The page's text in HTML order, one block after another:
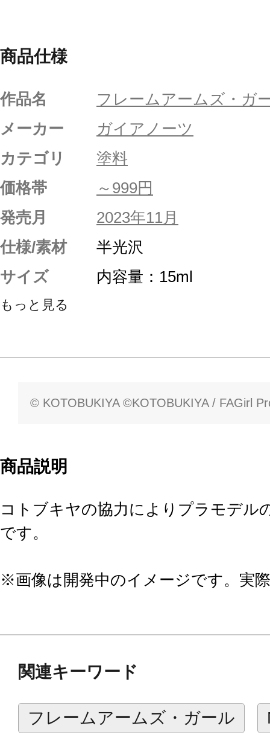
商品仕様
作品名
フレームアームズ・ガ
メーカー
ガイアノーツ
カテゴリ
塗料
価格帯
～999円
発売月
2023年11月
仕様/素材
半光沢
サイズ
内容量：15ml
もっと見る
© KOTOBUKIYA ©KOTOBUKIYA / FAGirl
商品説明
コトブキヤの協力によりプラモデル
です。
※画像は開発中のイメージです。実
関連キーワード
フレームアームズ・ガール